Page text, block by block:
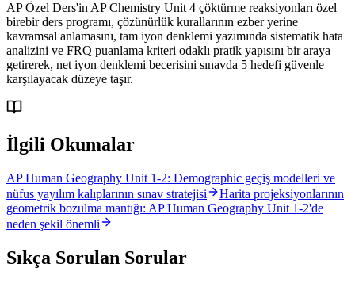
AP Özel Ders'in AP Chemistry Unit 4 çöktürme reaksiyonları özel
birebir ders programı, çözünürlük kurallarının ezber yerine
kavramsal anlamasını, tam iyon denklemi yazımında sistematik hata
analizini ve FRQ puanlama kriteri odaklı pratik yapısını bir araya
getirerek, net iyon denklemi becerisini sınavda 5 hedefi güvenle
karşılayacak düzeye taşır.
İlgili Okumalar
AP Human Geography Unit 1-2: Demographic geçiş modelleri ve
nüfus yayılım kalıplarının sınav stratejisi
Harita projeksiyonlarının
geometrik bozulma mantığı: AP Human Geography Unit 1-2'de
neden şekil önemli
Sıkça Sorulan Sorular